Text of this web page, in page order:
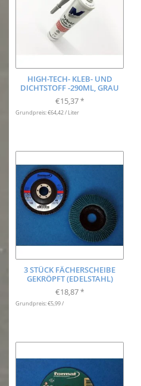
HIGH-TECH- KLEB- UND
DICHTSTOFF -290ML, GRAU
€15,37 *
Grundpreis: €64,42 / Liter
3 STÜCK FÄCHERSCHEIBE
GEKRÖPFT (EDELSTAHL)
€18,87 *
Grundpreis: €5,99 /